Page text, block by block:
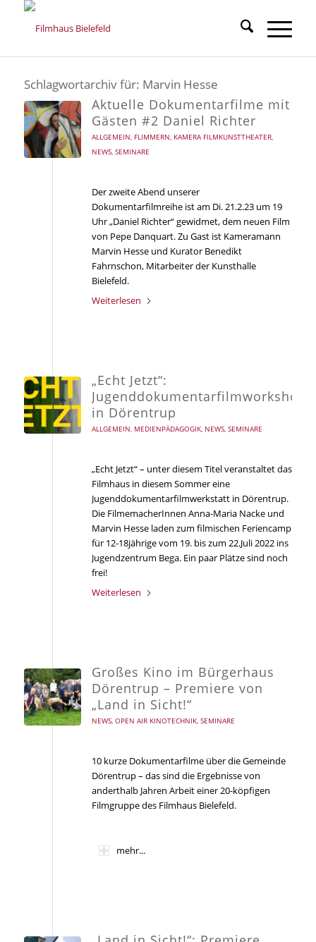
Schlagwortarchiv für: Marvin Hesse
Aktuelle Dokumentarfilme mit
Gästen #2 Daniel Richter
ALLGEMEIN, FLIMMERN, KAMERA FILMKUNSTTHEATER,
NEWS, SEMINARE
Der zweite Abend unserer
Dokumentarfilmreihe ist am Di. 21.2.23 um 19
Uhr „Daniel Richter“ gewidmet, dem neuen Film
von Pepe Danquart. Zu Gast ist Kameramann
Marvin Hesse und Kurator Benedikt
Fahrnschon, Mitarbeiter der Kunsthalle
Bielefeld.
Weiterlesen
„Echt Jetzt“:
Jugenddokumentarfilmworkshop
in Dörentrup
ALLGEMEIN, MEDIENPÄDAGOGIK, NEWS, SEMINARE
„Echt Jetzt“ – unter diesem Titel veranstaltet das
Filmhaus in diesem Sommer eine
Jugenddokumentarfilmwerkstatt in Dörentrup.
Die FilmemacherInnen Anna-Maria Nacke und
Marvin Hesse laden zum filmischen Feriencamp
für 12-18jährige vom 19. bis zum 22.Juli 2022 ins
Jugendzentrum Bega. Ein paar Plätze sind noch
frei!
Weiterlesen
Großes Kino im Bürgerhaus
Dörentrup – Premiere von
„Land in Sicht!“
NEWS, OPEN AIR KINOTECHNIK, SEMINARE
10 kurze Dokumentarfilme über die Gemeinde
Dörentrup – das sind die Ergebnisse von
anderthalb Jahren Arbeit einer 20-köpfigen
Filmgruppe des Filmhaus Bielefeld.
mehr...